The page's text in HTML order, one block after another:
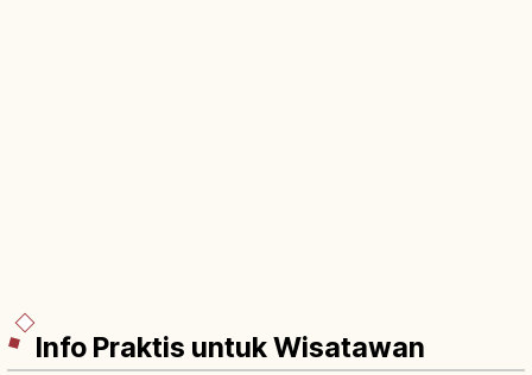
Info Praktis untuk Wisatawan